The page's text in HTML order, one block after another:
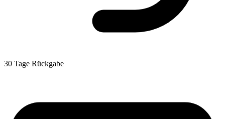
30 Tage Rückgabe